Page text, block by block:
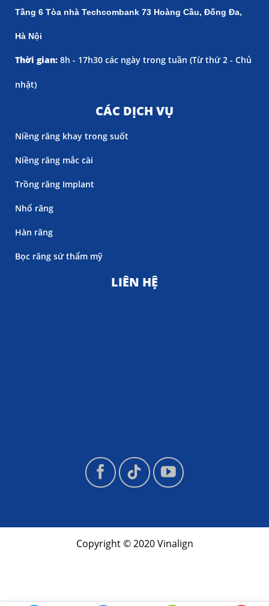
Tầng 6 Tòa nhà Techcombank 73 Hoàng Cầu, Đống Đa,
Hà Nội
Thời gian: 8h - 17h30 các ngày trong tuần (Từ thứ 2 - Chủ
nhật)
CÁC DỊCH VỤ
Niềng răng khay trong suốt
Niềng răng mắc cài
Trồng răng Implant
Nhổ răng
Hàn răng
Bọc răng sứ thẩm mỹ
LIÊN HỆ
Copyright © 2020 Vinalign